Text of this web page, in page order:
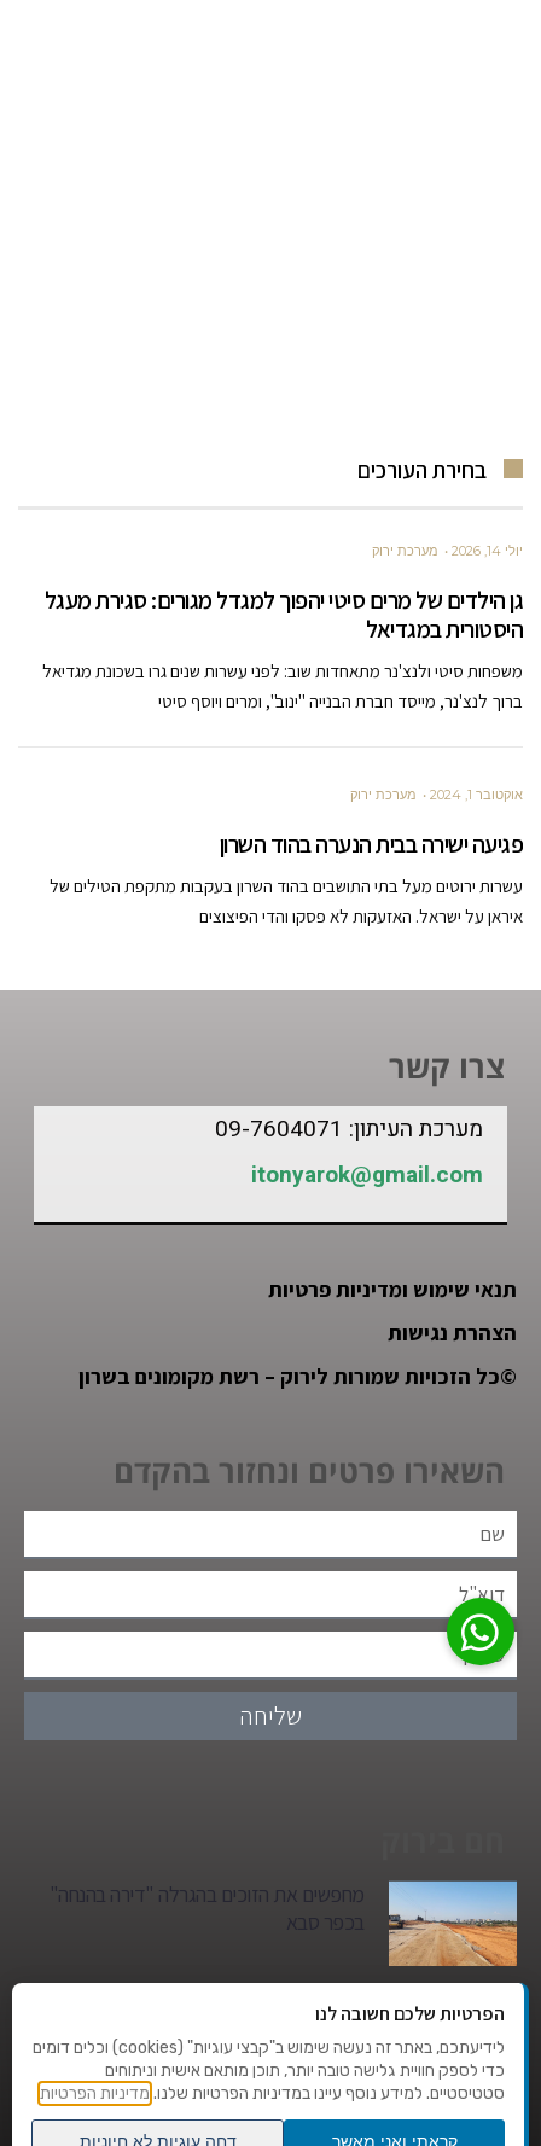
בחירת העורכים
יולי 14, 2026 מערכת ירוק
גן הילדים של מרים סיטי יהפוך למגדל מגורים: סגירת מעגל
היסטורית במגדיאל
משפחות סיטי ולנצ'נר מתאחדות שוב: לפני עשרות שנים גרו בשכונת מגדיאל
ברוך לנצ'נר, מייסד חברת הבנייה "ינוב", ומרים ויוסף סיטי
אוקטובר 1, 2024 מערכת ירוק
פגיעה ישירה בבית הנערה בהוד השרון
עשרות ירוטים מעל בתי התושבים בהוד השרון בעקבות מתקפת הטילים של
איראן על ישראל. האזעקות לא פסקו והדי הפיצוצים
צרו קשר
מערכת העיתון: 09-7604071
itonyarok@gmail.com
תנאי שימוש ומדיניות פרטיות
הצהרת נגישות
©כל הזכויות שמורות לירוק – רשת מקומונים בשרון
השאירו פרטים ונחזור בהקדם
שליחה
מחפשים את הזוכים בהגרלה "דירה בהנחה"
בכפר סבא
גן הילדים של מרים סיטי יהפוך למגדל מגורים:
סגירת מעגל היסטורית במגדיאל
טרגדיה בצהרי היום: בן 80 נהרג על מעבר
החצייה בהוד השרון
הפרטיות שלכם חשובה לנו
לידיעתכם, באתר זה נעשה שימוש ב"קבצי עוגיות" (cookies) וכלים דומים
כדי לספק חוויית גלישה טובה יותר, תוכן מותאם אישית וניתוחים
סטטיסטיים. למידע נוסף עיינו במדיניות הפרטיות שלנו. מדיניות הפרטיות
קראתי ואני מאשר דחה עוגיות לא חיוניות